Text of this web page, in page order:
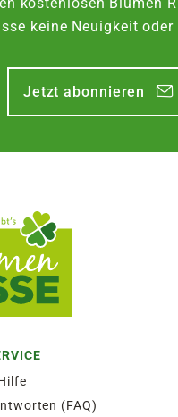
kostenlosen Blumen
keine Neuigkeit oder
Jetzt abonnieren
(FAQ)